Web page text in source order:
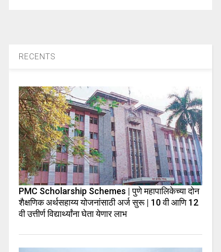
RECENTS
PMC Scholarship Schemes | पुणे महापालिकेच्या दोन
शैक्षणिक अर्थसहाय्य योजनांसाठी अर्ज सुरू | 10 वी आणि 12
वी उत्तीर्ण विद्यार्थ्यांना घेता येणार लाभ